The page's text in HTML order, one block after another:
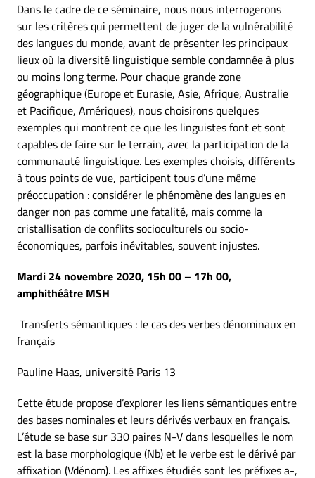
Dans le cadre de ce séminaire, nous nous interrogerons
sur les critères qui permettent de juger de la vulnérabilité
des langues du monde, avant de présenter les principaux
lieux où la diversité linguistique semble condamnée à plus
ou moins long terme. Pour chaque grande zone
géographique (Europe et Eurasie, Asie, Afrique, Australie
et Pacifique, Amériques), nous choisirons quelques
exemples qui montrent ce que les linguistes font et sont
capables de faire sur le terrain, avec la participation de la
communauté linguistique. Les exemples choisis, différents
à tous points de vue, participent tous d’une même
préoccupation : considérer le phénomène des langues en
danger non pas comme une fatalité, mais comme la
cristallisation de conflits socioculturels ou socio-
économiques, parfois inévitables, souvent injustes.
Mardi 24 novembre 2020, 15h 00 – 17h 00,
amphithéâtre MSH
Transferts sémantiques : le cas des verbes dénominaux en
français
Pauline Haas, université Paris 13
Cette étude propose d’explorer les liens sémantiques entre
des bases nominales et leurs dérivés verbaux en français.
L’étude se base sur 330 paires N-V dans lesquelles le nom
est la base morphologique (Nb) et le verbe est le dérivé par
affixation (Vdénom). Les affixes étudiés sont les préfixes a-,